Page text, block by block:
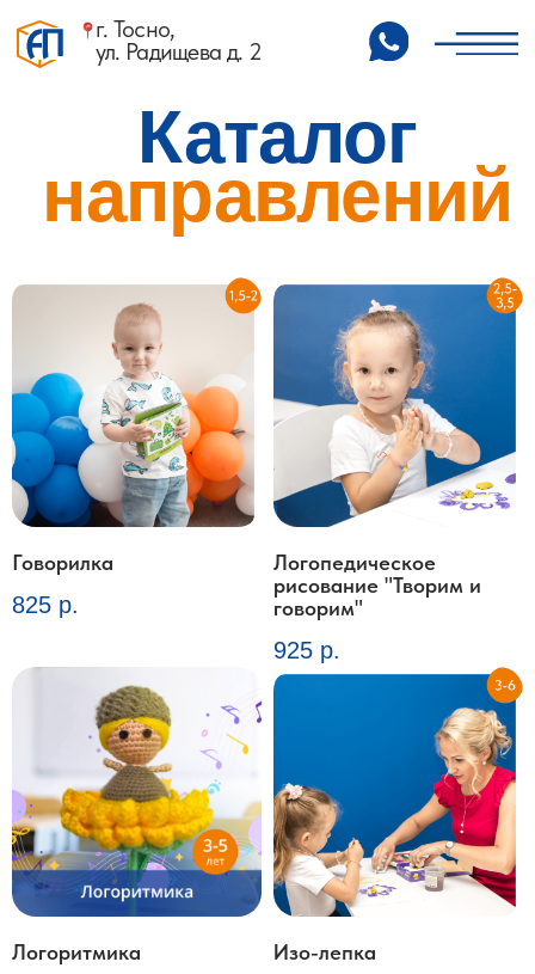
г. Тосно,
ул. Радищева д. 2
Каталог
направлений
Говорилка
825 р.
Логопедическое
рисование "Творим и
говорим"
925 р.
Логоритмика Изо-лепка